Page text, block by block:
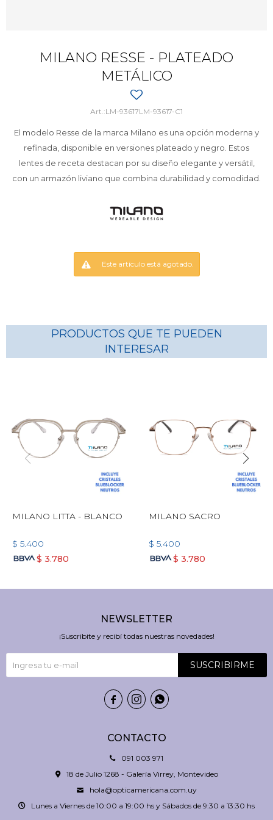
MILANO RESSE - PLATEADO
METÁLICO
LM-93617LM-93617-C1
El modelo Resse de la marca Milano es una opción moderna y
refinada, disponible en versiones plateado y negro. Estos
lentes de receta destacan por su diseño elegante y versátil,
con un armazón liviano que combina durabilidad y comodidad.
Este artículo está agotado.
PRODUCTOS QUE TE PUEDEN
INTERESAR
MILANO LITTA - BLANCO
$ 5.400
$ 3.780
MILANO SACRO
$ 5.400
$ 3.780
CONTACTO
091 003 971
18 de Julio 1268 - Galería Virrey, Montevideo
hola@opticamericana.com.uy
Lunes a Viernes de 10:00 a 19:00 hs y Sábados de 9:30 a 13:30 hs
NEWSLETTER
¡Suscribite y recibí todas nuestras novedades!
SUSCRIBIRME
  